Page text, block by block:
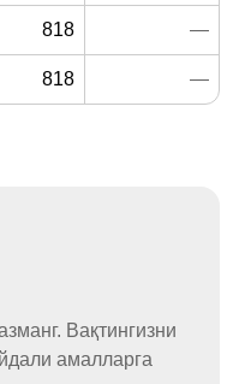
818 —
818 —
Вақтингизни
амалларга